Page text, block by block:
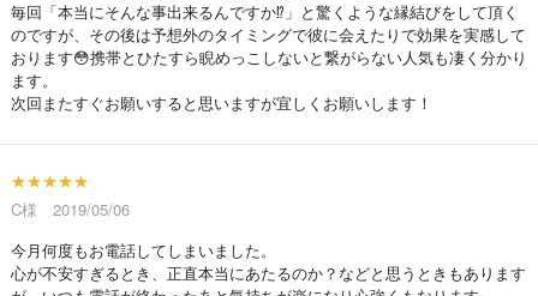
毎回「本当にそんな事出来るんですか⁉」と驚くような縁結びをして頂く
のですが、その後は予想外のタイミングで彼に会えたりで効果を実感して
おります😳携帯とひたすら睨めっこしないと繋がらない人気も凄く分かり
ます。
次回またすぐお願いすると思いますが宜しくお願いします！
★★★★★
C様 2019/05/06
今月何度もお電話してしまいました。
心が不安すぎるとき、正直本当にあたるのか？などと思うときもあります